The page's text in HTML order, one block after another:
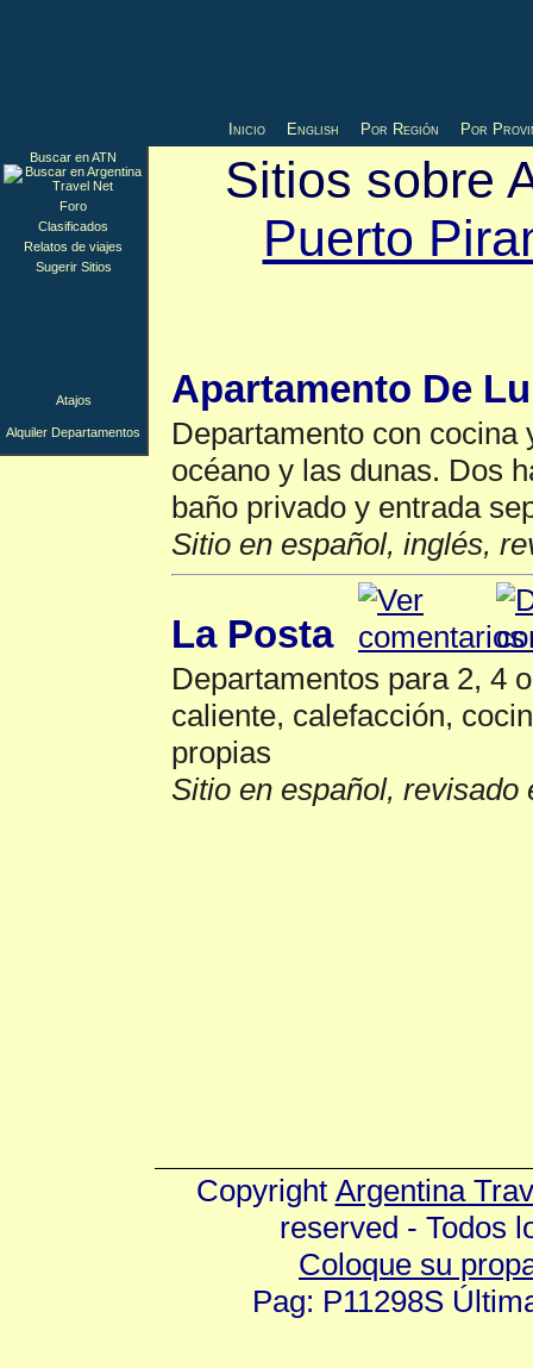
Inicio English Por Región Por
Sitios sobre
Puerto
Apartamento De
Departamento con
océano y las dunas. Dos
baño privado y entrada
Sitio en español, inglés,
La Posta
Departamentos para 2, 4
caliente, calefacción,
propias
Sitio en español, revisado
Buscar en ATN
Foro
Clasificados
Relatos de viajes
Sugerir Sitios
Atajos
Alquiler Departamentos
Copyright Argentina
reserved - Todos
Coloque su
Pag: P11298S